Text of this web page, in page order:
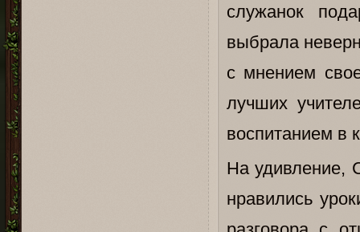
служанок
выбрала
с мнением
лучших
воспитанием в
На удивление,
нравились